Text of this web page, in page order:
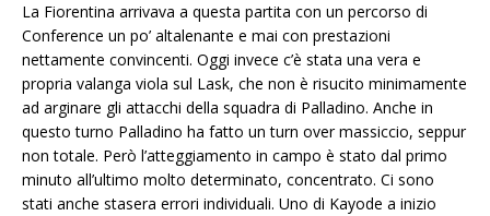
La Fiorentina arrivava a questa partita con un percorso di
Conference un po’ altalenante e mai con prestazioni
nettamente convincenti. Oggi invece c’è stata una vera e
propria valanga viola sul Lask, che non è risucito minimamente
ad arginare gli attacchi della squadra di Palladino. Anche in
questo turno Palladino ha fatto un turn over massiccio, seppur
non totale. Però l’atteggiamento in campo è stato dal primo
minuto all’ultimo molto determinato, concentrato. Ci sono
stati anche stasera errori individuali. Uno di Kayode a inizio